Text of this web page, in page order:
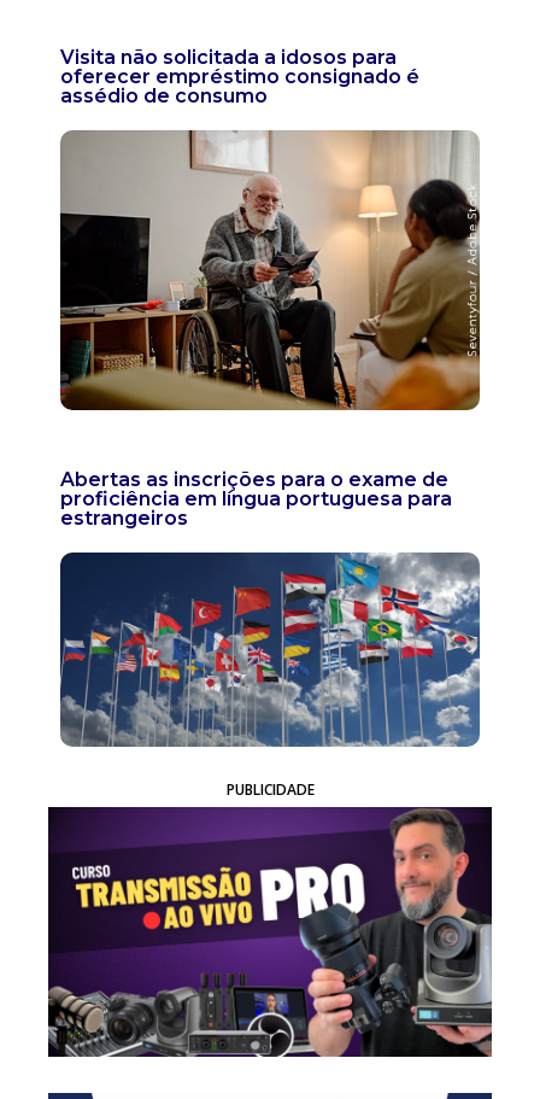
Visita não solicitada a idosos para
oferecer empréstimo consignado é
assédio de consumo
Abertas as inscrições para o exame de
proficiência em língua portuguesa para
estrangeiros
PUBLICIDADE